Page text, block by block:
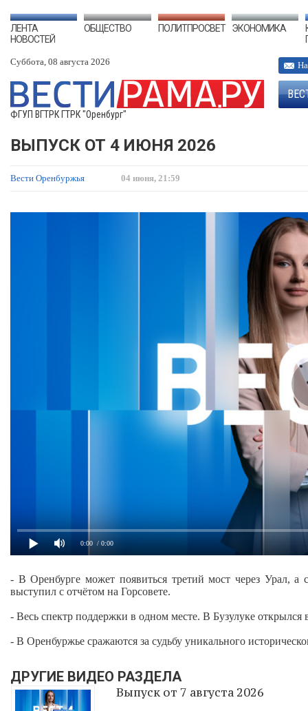
ЛЕНТА
НОВОСТЕЙ
ОБЩЕСТВО ПОЛИТПРОСВЕТ ЭКОНОМИКА
Суббота, 08 августа 2026
ФГУП ВГТРК ГТРК "Оренбург"
ВЫПУСК ОТ 4 ИЮНЯ 2026
Вести Оренбуржья 04 июня, 21:59
0:00 / 0:00
- В Оренбурге может появиться третий мост через Урал, а
выступил с отчётом на Горсовете.
- Весь спектр поддержки в одном месте. В Бузулуке
- В Оренбуржье сражаются за судьбу уникального
ДРУГИЕ ВИДЕО РАЗДЕЛА
Выпуск от 7 августа 2026